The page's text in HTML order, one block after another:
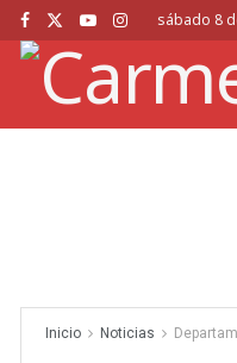
sábado 8
Inicio Noticias